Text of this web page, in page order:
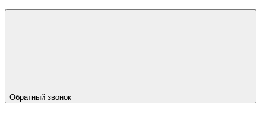
Обратный звонок